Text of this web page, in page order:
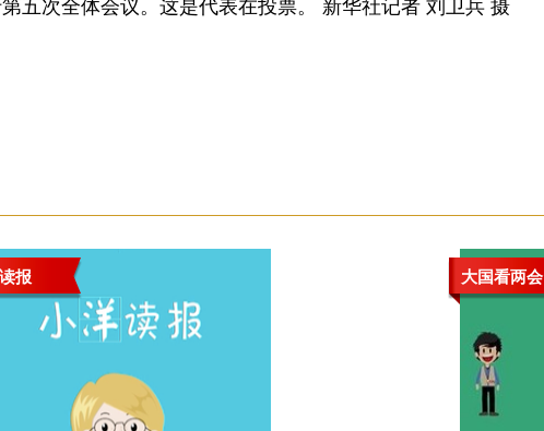
次全体会议。这是代表在投票。 新华社记者 刘卫兵 摄
报 大国看两会